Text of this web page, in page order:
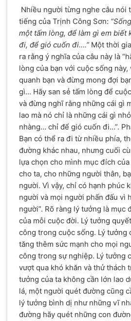
Nhiều người từng nghe câu nói
tiếng của Trịnh Công Sơn:
một tấm lòng, để làm gì em biết
đi, để gió cuốn đi….” Một thời
ra rằng ý nghĩa của câu này là
lòng của bạn với cuộc sống
quanh bạn và đừng mong đợi
gì… Hãy san sẻ tấm lòng để
và đừng nghĩ rằng những cái gì
lao mà nó chỉ là những cái gì
nhàng… chỉ để gió cuốn đi…”.
Bạn có thể ra đi từ nhiều phía,
đường khác nhau, nhưng cuối
lựa chọn cho mình mục đích
cho ta, cho những người thân,
người. Vì vậy, chỉ có hạnh phúc
người và mọi người phấn đấu vì
người”. Rõ ràng lý tưởng là mục
của mỗi cuộc đời. Lý tưởng
công trong cuộc sống. Lý tưởng
tăng thêm sức mạnh cho mọi
công trong sự nghiệp. Lý tưởng
vượt qua khó khăn và thử thách
tưởng của ta không cần lớn lao
lá, một người quét đường cũng
lý tưởng bình dị như những vĩ
đường hãy quét những con